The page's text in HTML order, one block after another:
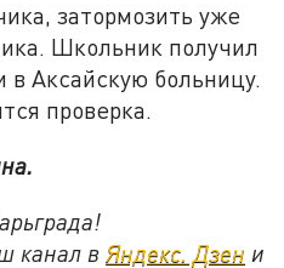
затормозить уже
Школьник получил
в Аксайскую больницу.
проверка.
канал в Яндекс. Дзен и